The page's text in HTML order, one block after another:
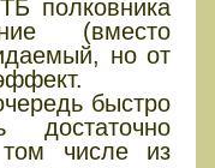
полковника
(вместо
но от
быстро
числе из